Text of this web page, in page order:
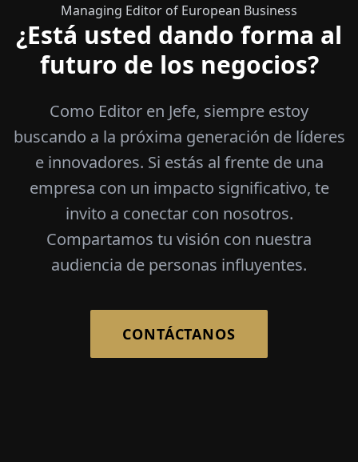
Managing Editor of European Business
¿Está usted dando forma al
futuro de los negocios?
Como Editor en Jefe, siempre estoy
buscando a la próxima generación de líderes
e innovadores. Si estás al frente de una
empresa con un impacto significativo, te
invito a conectar con nosotros.
Compartamos tu visión con nuestra
audiencia de personas influyentes.
CONTÁCTANOS